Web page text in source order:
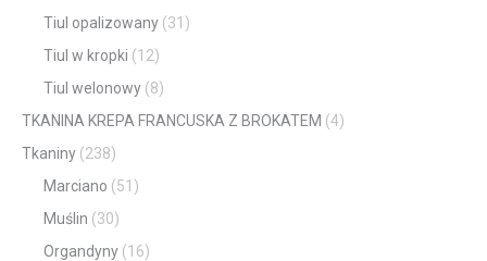
Tiul opalizowany (31)
Tiul w kropki (12)
Tiul welonowy (8)
TKANINA KREPA FRANCUSKA Z BROKATEM (4)
Tkaniny (238)
Marciano (51)
Muślin (30)
Organdyny (16)